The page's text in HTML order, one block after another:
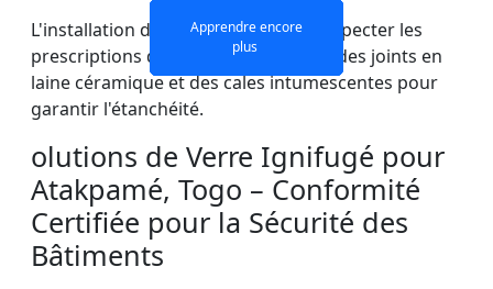
Apprendre encore
plus
Apprendre encore
plus
Apprendre encore
plus
Apprendre encore
plus
L'installation doit impérativement respecter les
prescriptions de calfeutrement avec des joints en
laine céramique et des cales intumescentes pour
garantir l'étanchéité.
olutions de Verre Ignifugé pour
Atakpamé, Togo – Conformité
Certifiée pour la Sécurité des
Bâtiments